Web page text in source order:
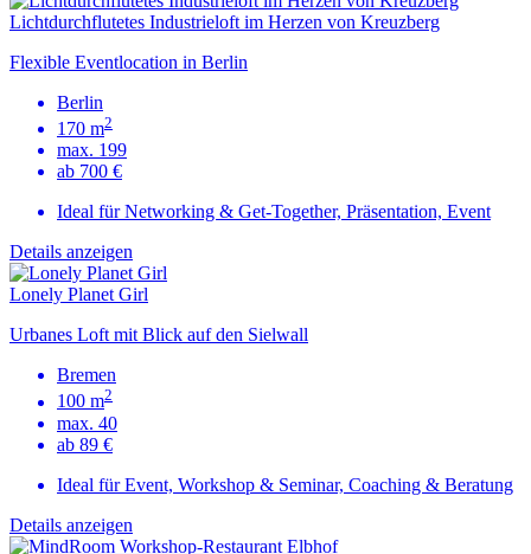
Lichtdurchflutetes Industrieloft im Herzen von Kreuzberg
Flexible Eventlocation in Berlin
Berlin
170 m2
max. 199
ab 700 €
Ideal für Networking & Get-Together, Präsentation, Event
Details anzeigen
Lonely Planet Girl
Urbanes Loft mit Blick auf den Sielwall
Bremen
100 m2
max. 40
ab 89 €
Ideal für Event, Workshop & Seminar, Coaching & Beratung
Details anzeigen